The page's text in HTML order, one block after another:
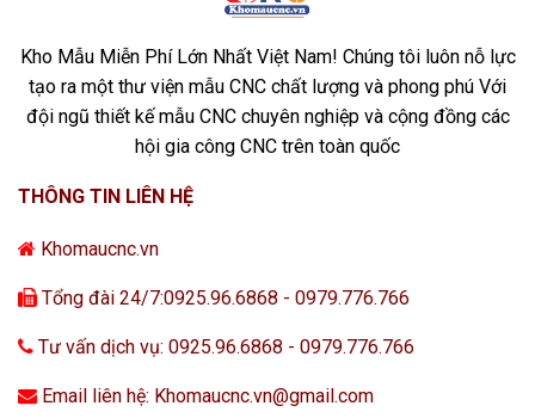
Kho Mẫu Miễn Phí Lớn Nhất Việt Nam! Chúng tôi luôn nỗ lực
tạo ra một thư viện mẫu CNC chất lượng và phong phú Với
đội ngũ thiết kế mẫu CNC chuyên nghiệp và cộng đồng các
hội gia công CNC trên toàn quốc
THÔNG TIN LIÊN HỆ
Khomaucnc.vn
Tổng đài 24/7:0925.96.6868 - 0979.776.766
Tư vấn dịch vụ: 0925.96.6868 - 0979.776.766
Email liên hệ: Khomaucnc.vn@gmail.com